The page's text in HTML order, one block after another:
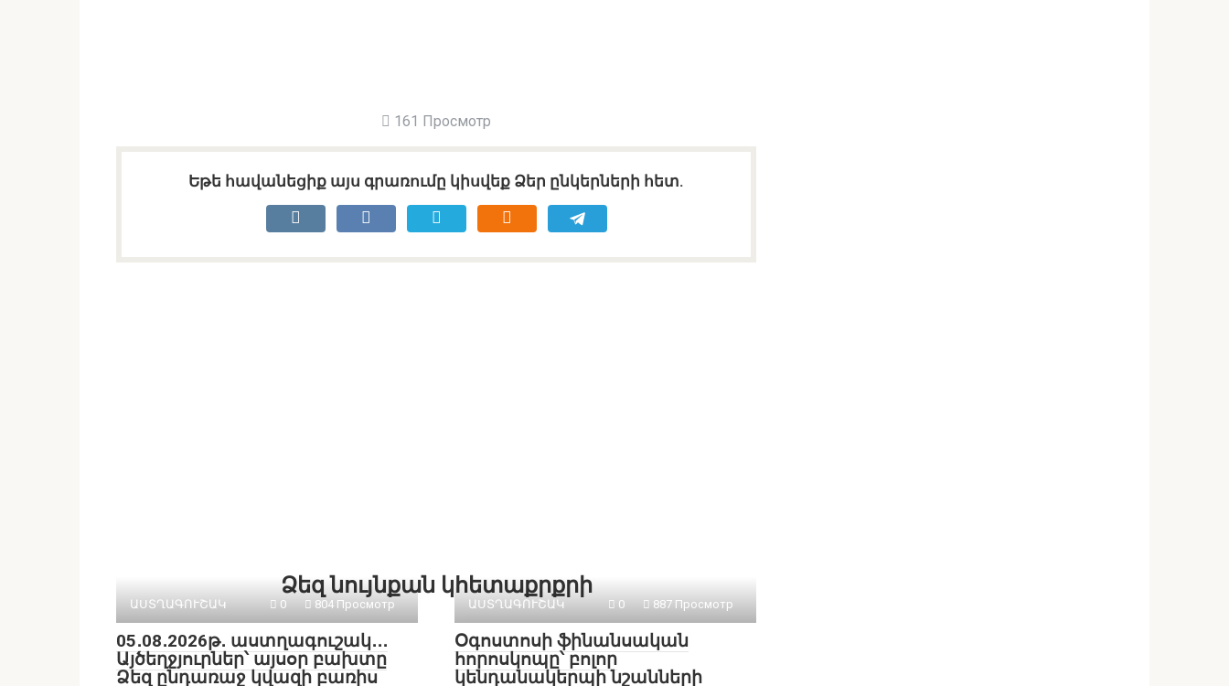
161 Просмотр
Եթե հավանեցիք այս գրառումը կիսվեք Ձեր ընկերների հետ.
Ձեզ նույնքան կհետաքրքրի
ԱՍՏՂԱԳՈՒՇԱԿ 0 804 Просмотр
05․08․2026թ․ աստղագուշակ․․․
Այծեղջյուրներ՝ այսօր բախտը
Ձեզ ընդառաջ կվազի բառիս
ԱՍՏՂԱԳՈՒՇԱԿ 0 887 Просмотр
Օգոստոսի ֆինանսական
հորոսկոպը՝ բոլոր
կենդանակերպի նշանների